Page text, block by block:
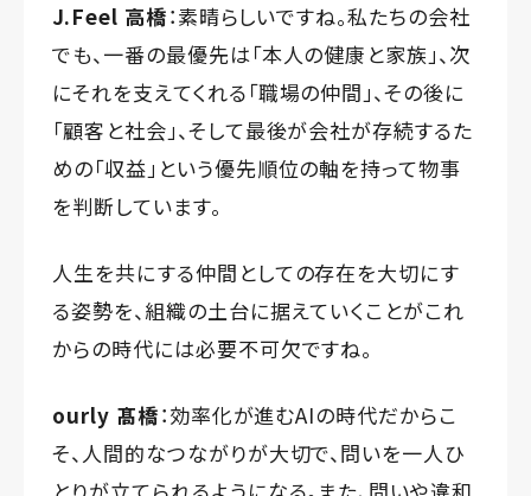
J.Feel 高橋：素晴らしいですね。私たちの会社
でも、一番の最優先は「本人の健康と家族」、次
にそれを支えてくれる「職場の仲間」、その後に
「顧客と社会」、そして最後が会社が存続するた
めの「収益」という優先順位の軸を持って物事
を判断しています。
人生を共にする仲間としての存在を大切にす
る姿勢を、組織の土台に据えていくことがこれ
からの時代には必要不可欠ですね。
ourly 髙橋：効率化が進むAIの時代だからこ
そ、人間的なつながりが大切で、問いを一人ひ